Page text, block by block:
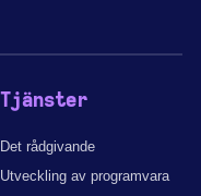
Tjänster
Det rådgivande
Utveckling av programvara